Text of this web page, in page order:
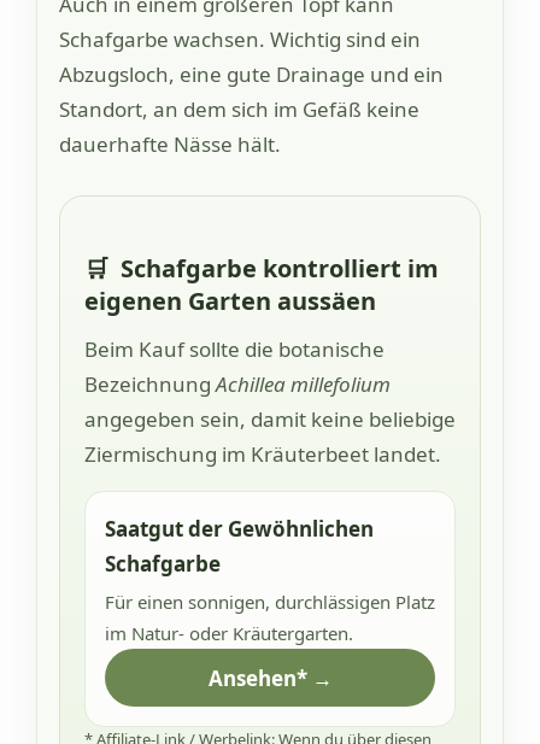
Schafgarbe wachsen. Wichtig sind ein
Abzugsloch, eine gute Drainage und ein
Standort, an dem sich im Gefäß keine
dauerhafte Nässe hält.
🛒 Schafgarbe kontrolliert im
eigenen Garten aussäen
Beim Kauf sollte die botanische
BezeichnungAchillea millefolium
angegeben sein, damit keine beliebige
Ziermischung im Kräuterbeet landet.
Saatgut der Gewöhnlichen
Schafgarbe
Für einen sonnigen, durchlässigen Platz
im Natur- oder Kräutergarten.
Ansehen* →
* Affiliate-Link / Werbelink: Wenn du über diesen